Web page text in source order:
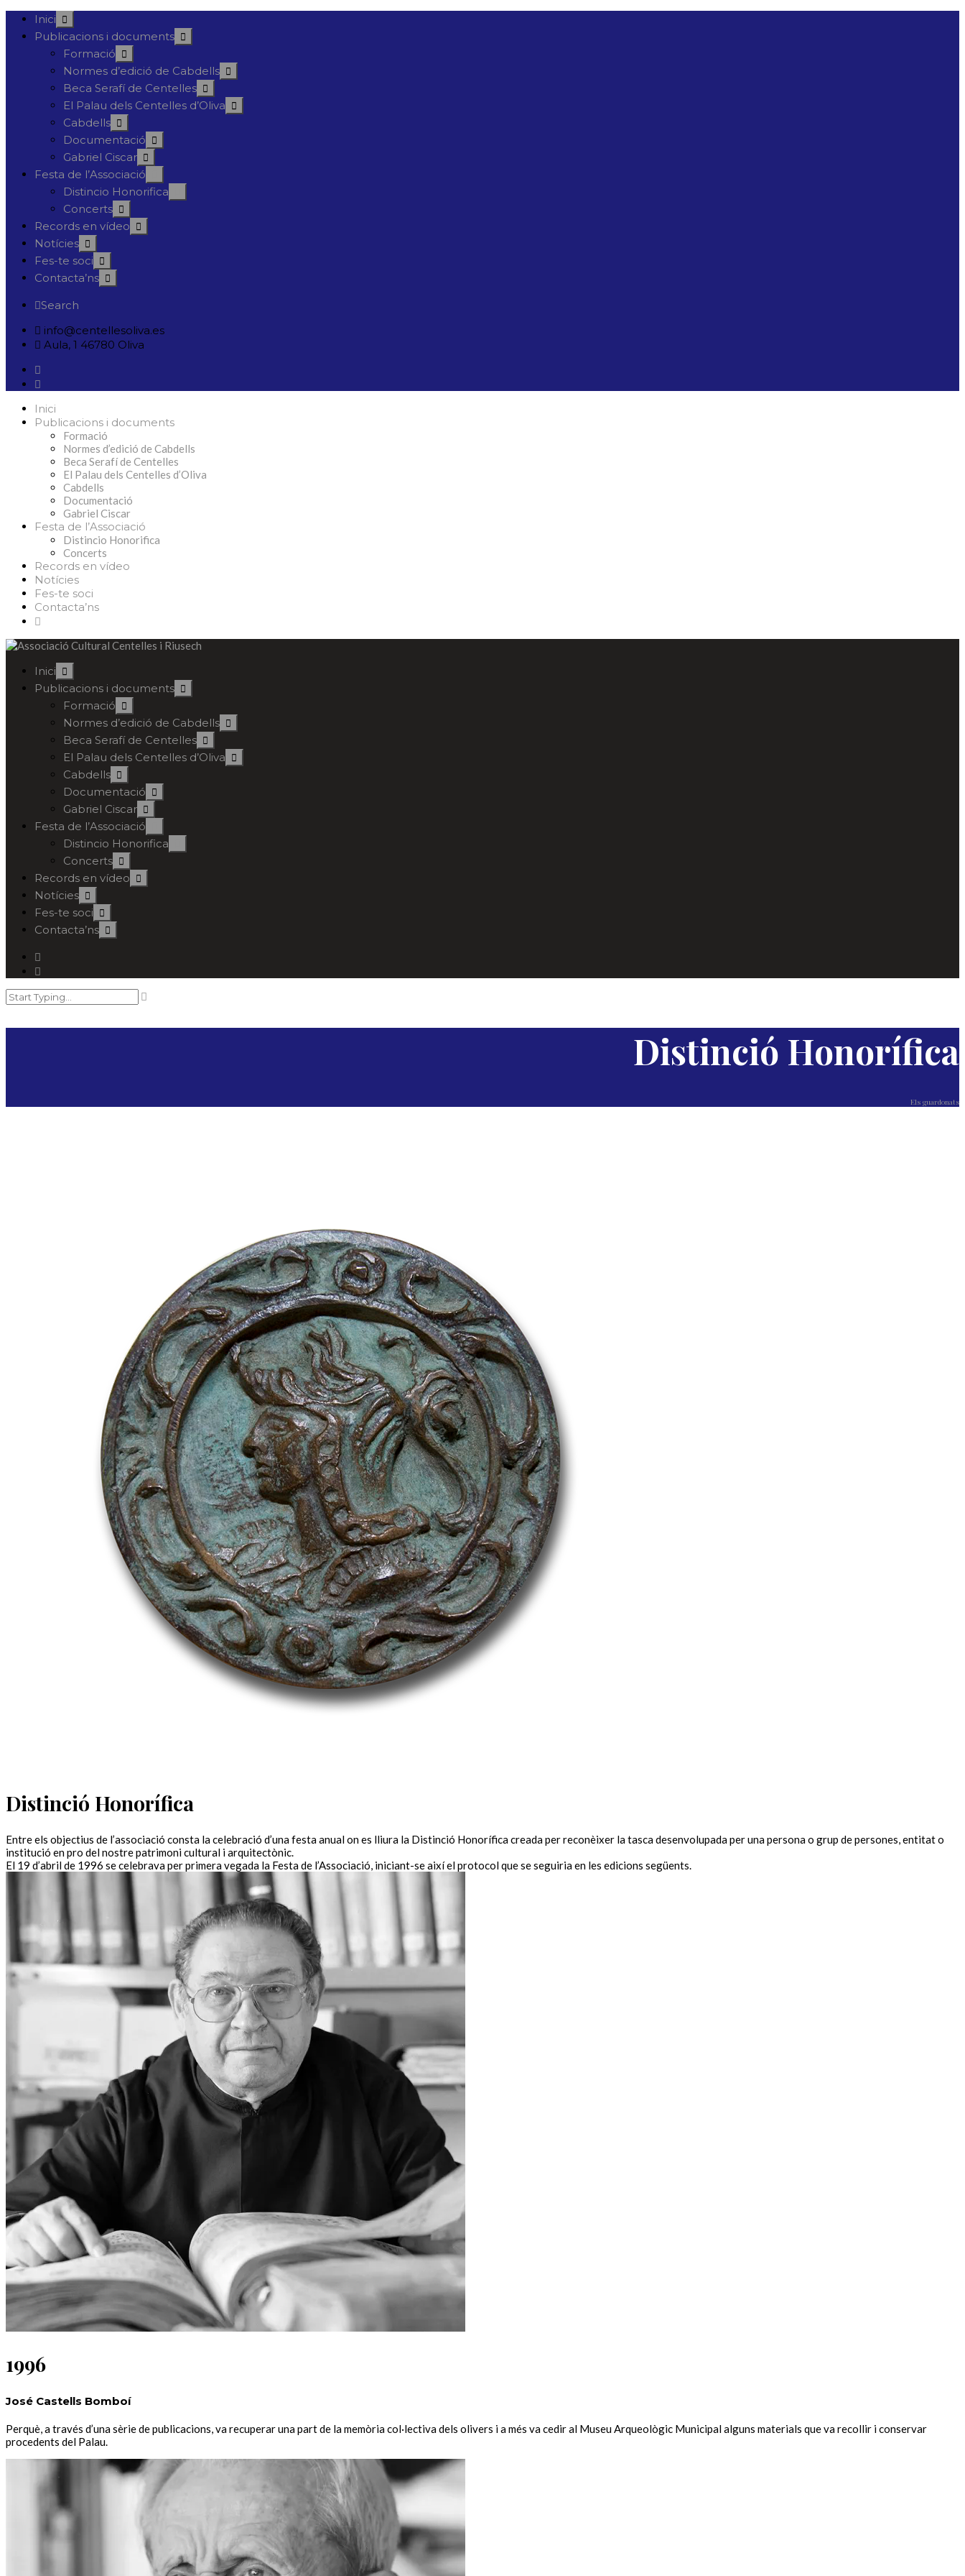
Inici
Publicacions i documents
Formació
Normes d’edició de Cabdells
Beca Serafí de Centelles
El Palau dels Centelles d’Oliva
Cabdells
Documentació
Gabriel Ciscar
Festa de l’Associació
Distincio Honorifica
Concerts
Records en vídeo
Notícies
Fes-te soci
Contacta’ns
Search
info@centellesoliva.es
Aula, 1 46780 Oliva
Inici
Publicacions i documents
Formació
Normes d’edició de Cabdells
Beca Serafí de Centelles
El Palau dels Centelles d’Oliva
Cabdells
Documentació
Gabriel Ciscar
Festa de l’Associació
Distincio Honorifica
Concerts
Records en vídeo
Notícies
Fes-te soci
Contacta’ns
Inici
Publicacions i documents
Formació
Normes d’edició de Cabdells
Beca Serafí de Centelles
El Palau dels Centelles d’Oliva
Cabdells
Documentació
Gabriel Ciscar
Festa de l’Associació
Distincio Honorifica
Concerts
Records en vídeo
Notícies
Fes-te soci
Contacta’ns
Distinció Honorífica
Els guardonats
Distinció Honorífica
Entre els objectius de l’associació consta la celebració d’una festa anual on es lliura la Distinció Honorífica creada per reconèixer la tasca desenvolupada per una persona o grup de persones, entitat o
institució en pro del nostre patrimoni cultural i arquitectònic.
El 19 d’abril de 1996 se celebrava per primera vegada la Festa de l’Associació, iniciant-se així el protocol que se seguiria en les edicions següents.
1996
José Castells Bomboí
Perquè, a través d’una sèrie de publicacions, va recuperar una part de la memòria col·lectiva dels olivers i a més va cedir al Museu Arqueològic Municipal alguns materials que va recollir i conservar
procedents del Palau.